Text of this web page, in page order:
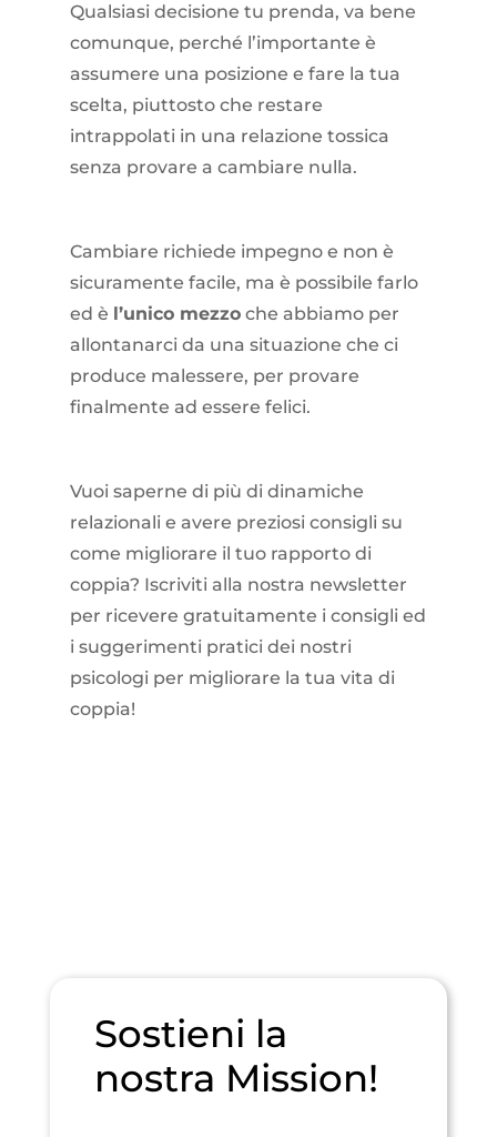
Qualsiasi decisione tu prenda, va bene
comunque, perché l’importante è
assumere una posizione e fare la tua
scelta, piuttosto che restare
intrappolati in una relazione tossica
senza provare a cambiare nulla.
Cambiare richiede impegno e non è
sicuramente facile, ma è possibile farlo
ed è l’unico mezzoche abbiamo per
allontanarci da una situazione che ci
produce malessere, per provare
finalmente ad essere felici.
Vuoi saperne di più di dinamiche
relazionali e avere preziosi consigli su
come migliorare il tuo rapporto di
coppia? Iscriviti alla nostra newsletter
per ricevere gratuitamente i consigli ed
i suggerimenti pratici dei nostri
psicologi per migliorare la tua vita di
coppia!
Sostieni la
nostra Mission!